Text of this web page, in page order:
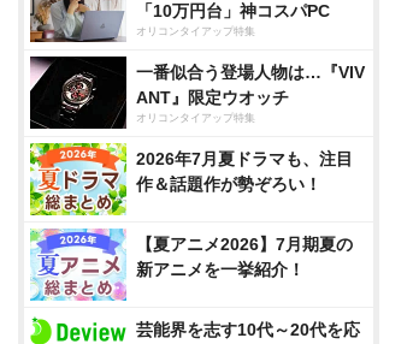
「10万円台」神コスパPC
オリコンタイアップ特集
一番似合う登場人物は…『VIV
ANT』限定ウオッチ
オリコンタイアップ特集
2026年7月夏ドラマも、注目
作＆話題作が勢ぞろい！
【夏アニメ2026】7月期夏の
新アニメを一挙紹介！
芸能界を志す10代～20代を応